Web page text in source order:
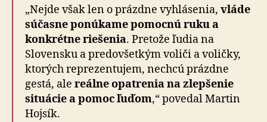
„Nejde však len o prázdne vyhlásenia, vláde
súčasne ponúkame pomocnú ruku a
konkrétne riešenia. Pretože ľudia na
Slovensku a predovšetkým voliči a voličky,
ktorých reprezentujem, nechcú prázdne
gestá, ale reálne opatrenia na zlepšenie
situácie a pomoc ľuďom,“ povedal Martin
Hojsík.